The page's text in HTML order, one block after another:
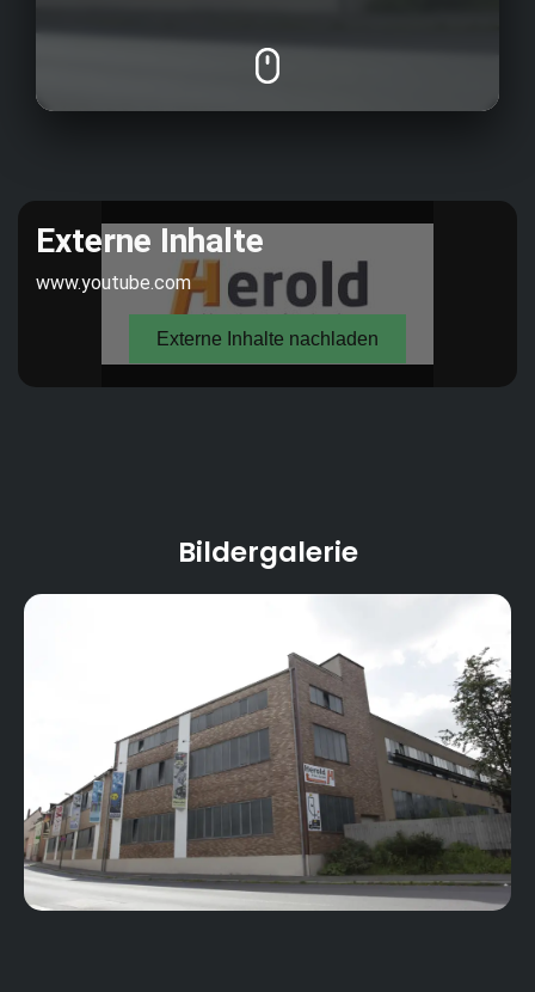
Gründungsjahr: 1867
Anzahl Azubis: 6
Mitarbeiterzahl: 70
Eisengießerei
Machining
Multi-Cut-Wolf
Bildergalerie